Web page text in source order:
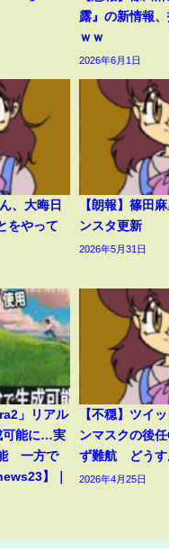
露』の新情報
ｗｗ
2026年6月1日
、大晦日
をやって
【朗報】篠田
ンスタ更新
2026年5月31日
」リアル
可能に…実
一方で
】｜
【不穏】ツイ
ンマスクの後
ず難航 どうす
2026年4月25日